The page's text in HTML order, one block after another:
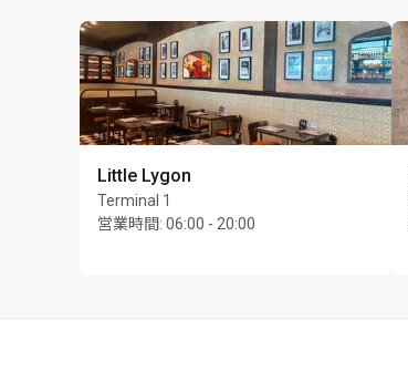
Little Lygon
Terminal 1
営業時間: 06:00 - 20:00